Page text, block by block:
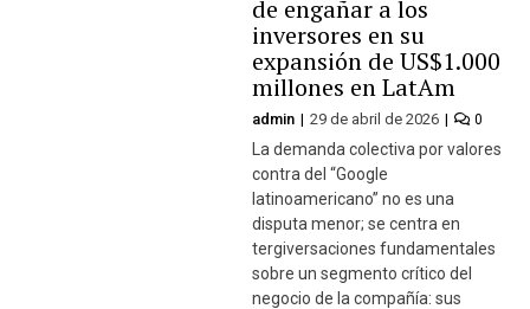
de engañar a los
inversores en su
expansión de US$1.000
millones en LatAm
admin 29 de abril de 2026 0
La demanda colectiva por valores
contra del “Google
latinoamericano” no es una
disputa menor; se centra en
tergiversaciones fundamentales
sobre un segmento crítico del
negocio de la compañía: sus